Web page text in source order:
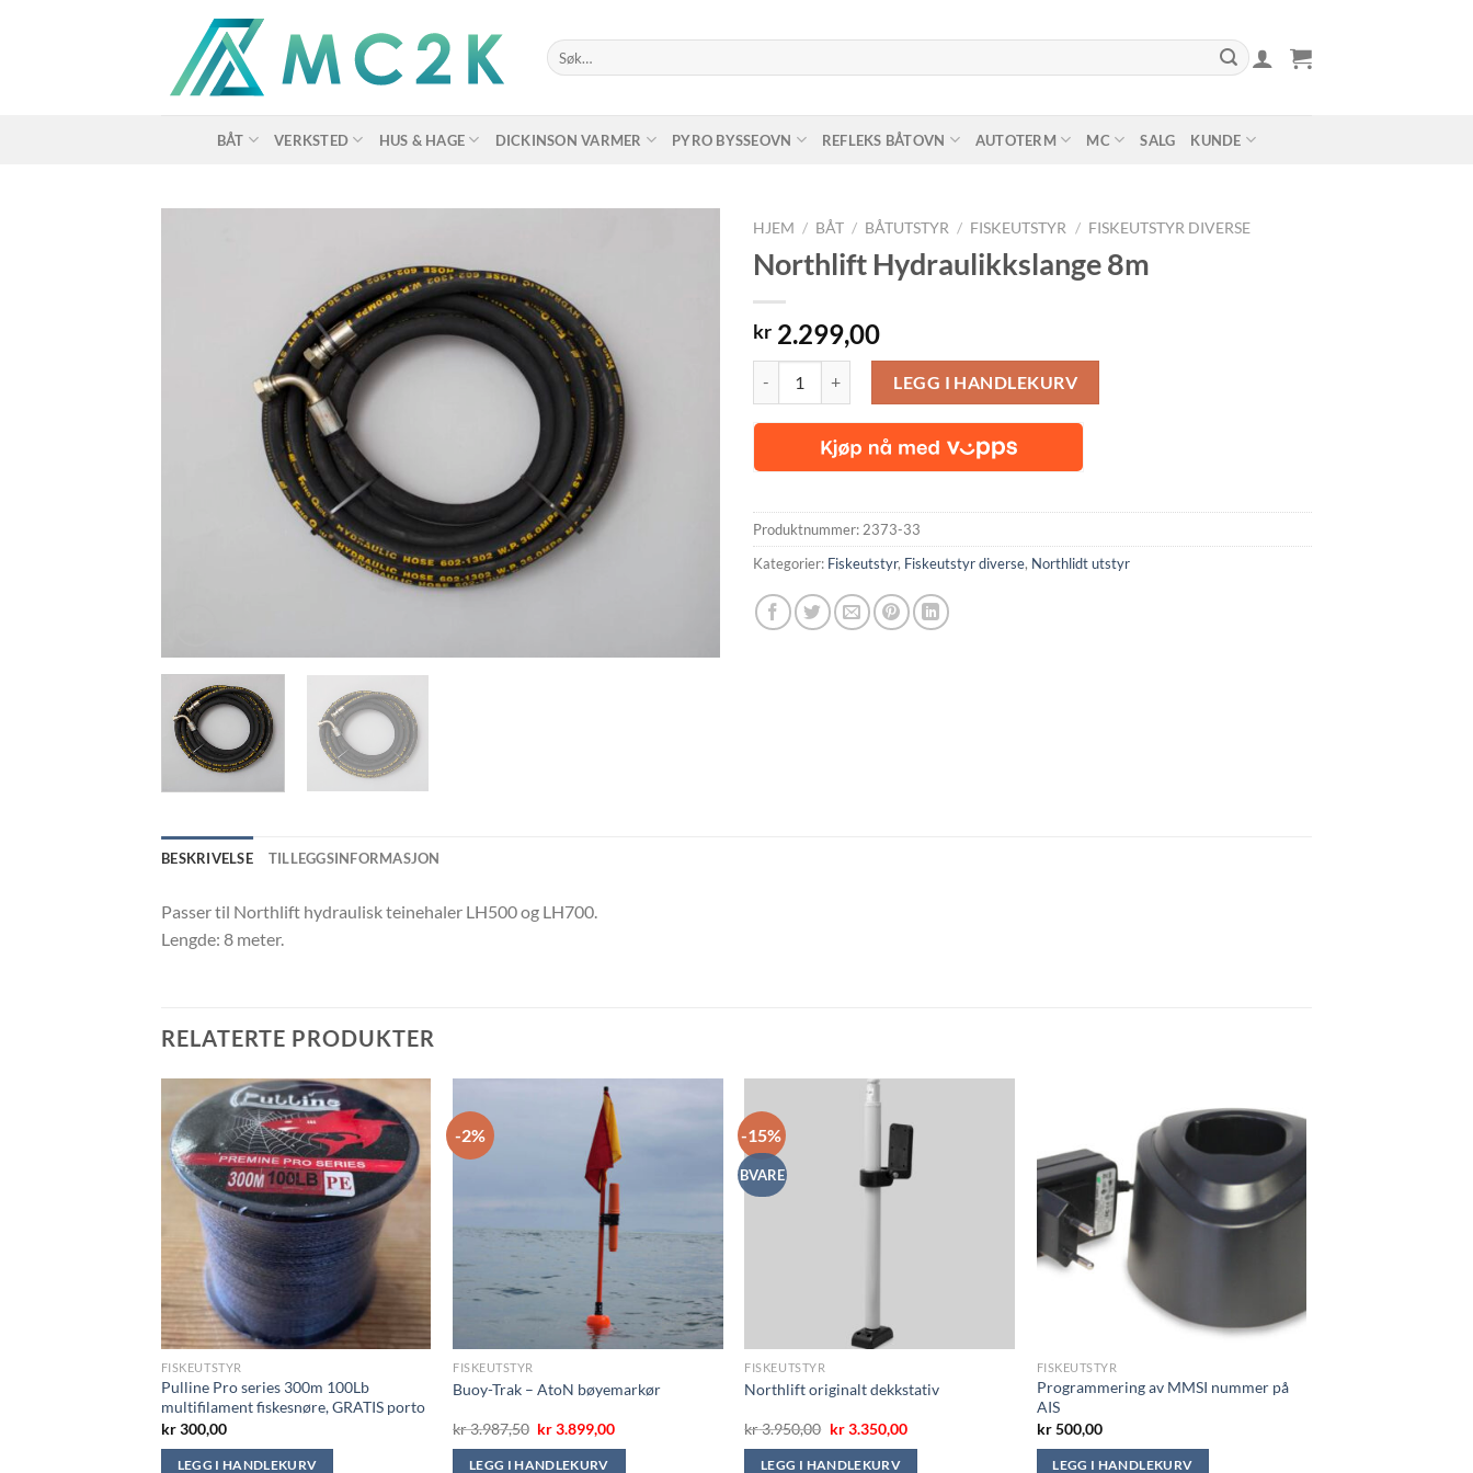
Søk
etter:
BÅT VERKSTED HUS & HAGE DICKINSON VARMER PYRO BYSSEOVN REFLEKS BÅTOVN AUTOTERM MC SALG KUNDE
HJEM / BÅT / BÅTUTSTYR / FISKEUTSTYR / FISKEUTSTYR DIVERSE
Northlift Hydraulikkslange 8m
kr 2.299,00
LEGG I HANDLEKURV
Produktnummer:2373-33
Kategorier: Fiskeutstyr, Fiskeutstyr diverse, Northlidt utstyr
BESKRIVELSE TILLEGGSINFORMASJON
Passer til Northlift hydraulisk teinehaler LH500 og LH700.
Lengde: 8 meter.
RELATERTE PRODUKTER
FISKEUTSTYR
Pulline Pro series 300m 100Lb
multifilament fiskesnøre, GRATIS porto
kr300,00
LEGG I HANDLEKURV
-2%
FISKEUTSTYR
Buoy-Trak – AtoN bøyemarkør
kr3.987,50 Opprinnelig
var:
kr3.899,00Nåværende
LEGG I HANDLEKURV
-15%
BVARE
FISKEUTSTYR
Northlift originalt dekkstativ
kr3.950,00 Opprinnelig
var:
kr3.350,00Nåværende
LEGG I HANDLEKURV
FISKEUTSTYR
Programmering av MMSI nummer på
AIS
kr500,00
LEGG I HANDLEKURV